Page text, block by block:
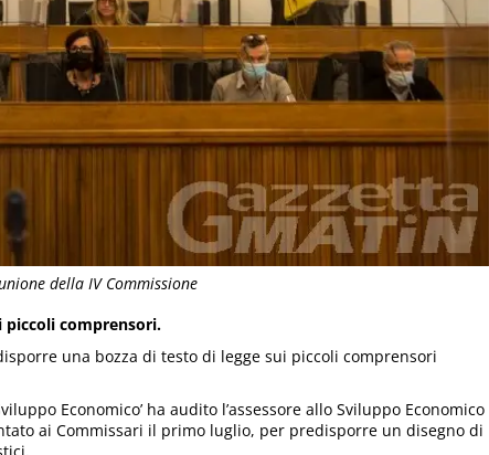
della IV Commissione
piccoli comprensori.
una bozza di testo di legge sui piccoli comprensori
Economico’ ha audito l’assessore allo Sviluppo Economico
ai Commissari il primo luglio, per predisporre un disegno di